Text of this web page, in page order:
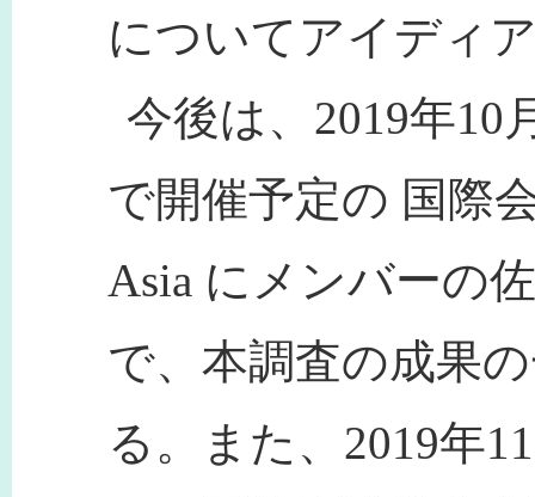
についてアイディ
今後は、2019年10
で開催予定の 国際
Asia にメンバーの
で、本調査の成果
る。また、2019年